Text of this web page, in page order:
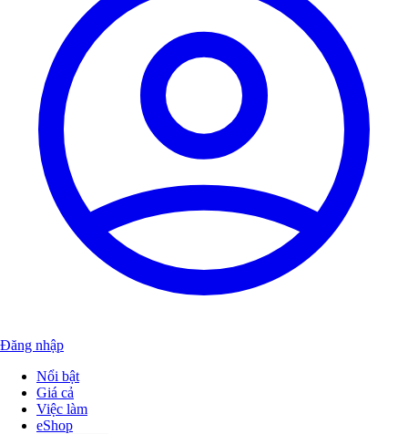
Đăng nhập
Nổi bật
Giá cả
Việc làm
eShop